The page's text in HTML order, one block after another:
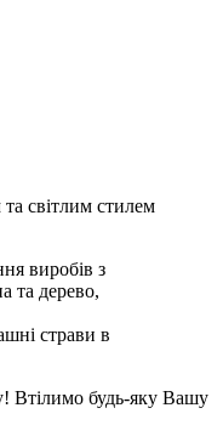
світлим стилем
виробів з
та дерево,
страви в
Втілимо будь-яку Вашу